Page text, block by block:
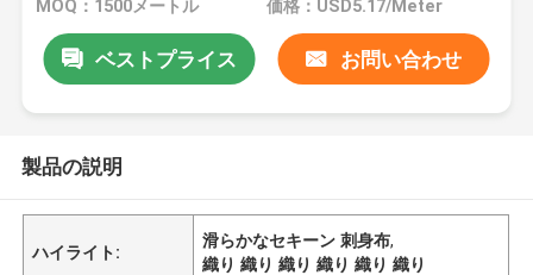
MOQ：1500メートル 価格：USD5.17/Meter
ベストプライス お問い合わせ
製品の説明
ハイライト:
滑らかなセキーン 刺身布,
織り 織り 織り 織り 織り 織り